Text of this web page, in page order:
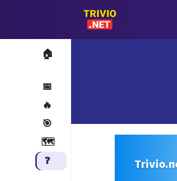
🏠
📅
🔥
🎯
🗺️
❓